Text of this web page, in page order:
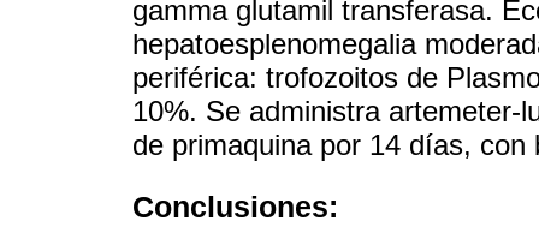
gamma glutamil transferasa.
hepatoesplenomegalia
periférica: trofozoitos de
10%. Se administra artemeter-
de primaquina por 14 días, con
Conclusiones: